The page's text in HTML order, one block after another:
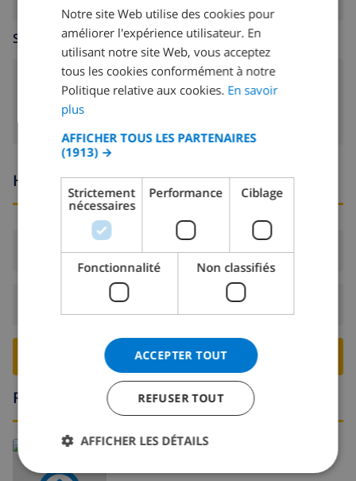
SALLE DE SÉJOUR
poêle (bois)
Heures d'arrivée et de départ
Arrivée:De 16:00 avant 20:00
Départ: Avant: 10:00
RESERVER CETTE VILLA ›
Région
DUTCH
SPANISH
GERMAN
DANISH
Notre site Web utilise des cookies pour
améliorer l'expérience utilisateur. En
utilisant notre site Web, vous acceptez
tous les cookies conformément à notre
Politique relative aux cookies. En savoir
plus
AFFICHER TOUS LES PARTENAIRES
(1913) →
Strictement
nécessaires
Performance Ciblage
Fonctionnalité Non classifiés
ACCEPTER TOUT
REFUSER TOUT
AFFICHER LES DÉTAILS